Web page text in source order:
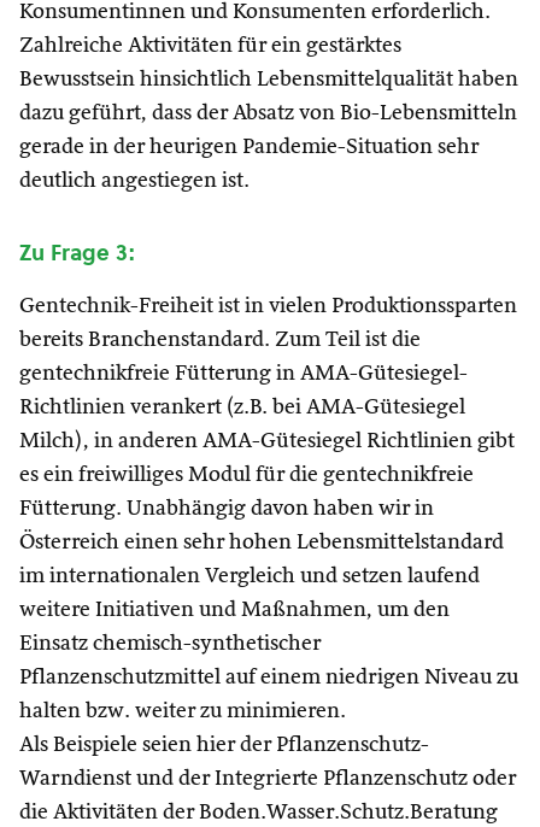
Konsumentinnen und Konsumenten erforderlich.
Zahlreiche Aktivitäten für ein gestärktes
Bewusstsein hinsichtlich Lebensmittelqualität haben
dazu geführt, dass der Absatz von Bio-Lebensmitteln
gerade in der heurigen Pandemie-Situation sehr
deutlich angestiegen ist.
Zu Frage 3:
Gentechnik-Freiheit ist in vielen Produktionssparten
bereits Branchenstandard. Zum Teil ist die
gentechnikfreie Fütterung in AMA-Gütesiegel-
Richtlinien verankert (z.B. bei AMA-Gütesiegel
Milch), in anderen AMA-Gütesiegel Richtlinien gibt
es ein freiwilliges Modul für die gentechnikfreie
Fütterung. Unabhängig davon haben wir in
Österreich einen sehr hohen Lebensmittelstandard
im internationalen Vergleich und setzen laufend
weitere Initiativen und Maßnahmen, um den
Einsatz chemisch-synthetischer
Pflanzenschutzmittel auf einem niedrigen Niveau zu
halten bzw. weiter zu minimieren.
Als Beispiele seien hier der Pflanzenschutz-
Warndienst und der Integrierte Pflanzenschutz oder
die Aktivitäten der Boden.Wasser.Schutz.Beratung